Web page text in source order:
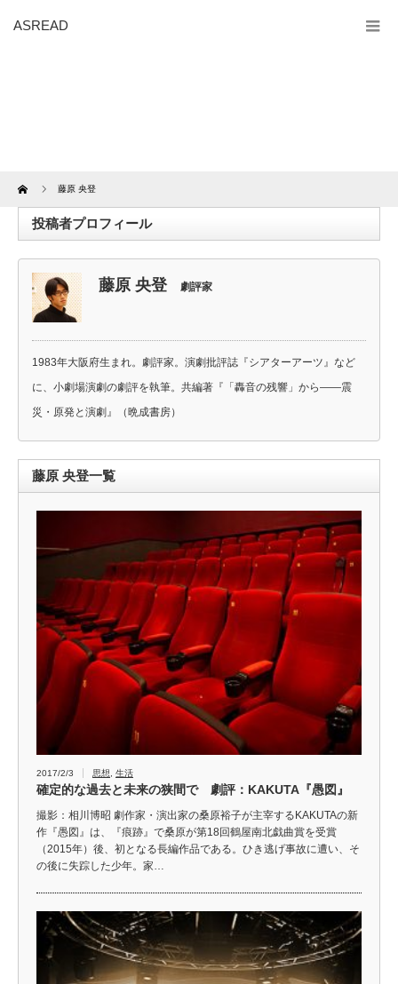
ASREAD
Home 藤原 央登
投稿者プロフィール
藤原 央登 劇評家
1983年大阪府生まれ。劇評家。演劇批評誌『シアターアーツ』など
に、小劇場演劇の劇評を執筆。共編著『「轟音の残響」から――震
災・原発と演劇』（晩成書房）
藤原 央登一覧
2017/2/3 思想 生活
確定的な過去と未来の狭間で 劇評：KAKUTA『愚図』
撮影：相川博昭 劇作家・演出家の桑原裕子が主宰するKAKUTAの新
作『愚図』は、『痕跡』で桑原が第18回鶴屋南北戯曲賞を受賞
（2015年）後、初となる長編作品である。ひき逃げ事故に遭い、そ
の後に失踪した少年。家…